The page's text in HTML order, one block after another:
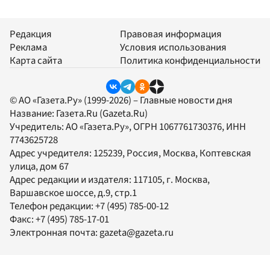
Редакция
Реклама
Карта сайта
Правовая информация
Условия использования
Политика конфиденциальности
© АО «Газета.Ру» (1999-2026) – Главные новости дня
Название: Газета.Ru (Gazeta.Ru)
Учредитель:АО «Газета.Ру», ОГРН 1067761730376, ИНН
7743625728
Адрес учредителя: 125239, Россия, Москва, Коптевская
улица, дом 67
Адрес редакции и издателя: 117105, г. Москва,
Варшавское шоссе, д.9, стр.1
Телефон редакции:+7 (495) 785-00-12
Факс:+7 (495) 785-17-01
Электронная почта:gazeta@gazeta.ru